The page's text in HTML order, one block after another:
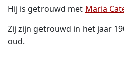
Hij is getrouwd met Maria
Zij zijn getrouwd in het jaar
oud.